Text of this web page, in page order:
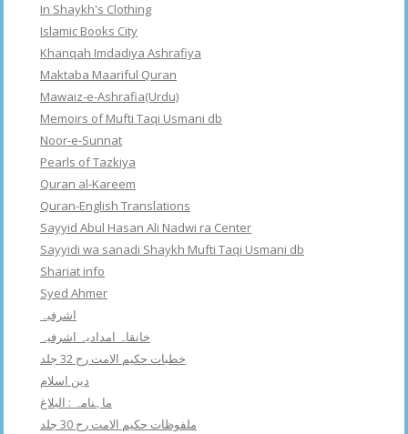
In Shaykh's Clothing
Islamic Books City
Khanqah Imdadiya Ashrafiya
Maktaba Maariful Quran
Mawaiz-e-Ashrafia(Urdu)
Memoirs of Mufti Taqi Usmani db
Noor-e-Sunnat
Pearls of Tazkiya
Quran al-Kareem
Quran-English Translations
Sayyid Abul Hasan Ali Nadwi ra Center
Sayyidi wa sanadi Shaykh Mufti Taqi Usmani db
Shariat info
Syed Ahmer
اشرفبہ
خانقاہ امدادیہ اشرفیہ
خطبات حکیم الامت رح 32 جلد
دین اسلام
ماہنامہ : البلاغ
ملفوظات حکیم الامت رح 30 جلد